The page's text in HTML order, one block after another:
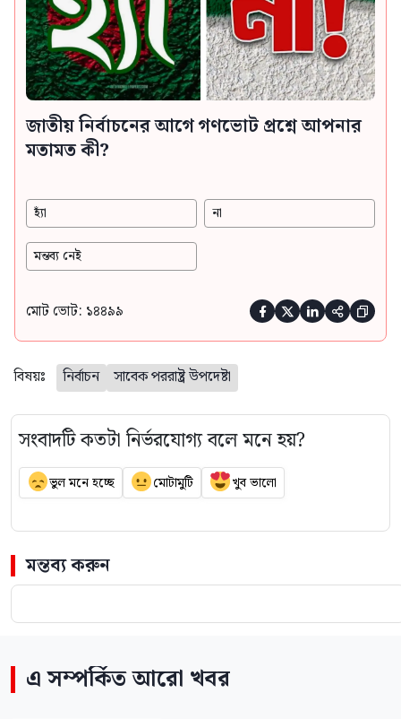
জাতীয় নির্বাচনের আগে গণভোট প্রশ্নে আপনার
মতামত কী?
হ্যাঁ না
মন্তব্য নেই
মোট ভোট: ১৪৪৯৯     
বিষয়ঃ নির্বাচন সাবেক পররাষ্ট্র উপদেষ্টা
সংবাদটি কতটা নির্ভরযোগ্য বলে মনে হয়?
ভুল মনে হচ্ছে মোটামুটি খুব ভালো
মন্তব্য করুন
এ সম্পর্কিত আরো খবর